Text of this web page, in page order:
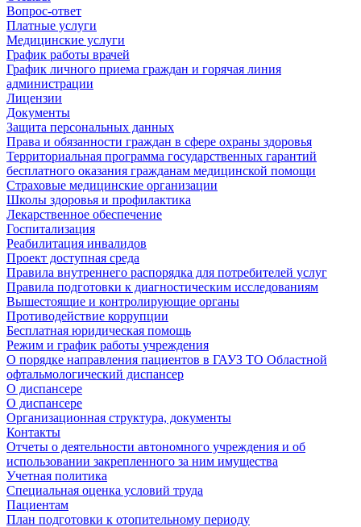
Вопрос-ответ
Платные услуги
Медицинские услуги
График работы врачей
График личного приема граждан и горячая линия
администрации
Лицензии
Документы
Защита персональных данных
Права и обязанности граждан в сфере охраны здоровья
Территориальная программа государственных гарантий
бесплатного оказания гражданам медицинской помощи
Страховые медицинские организации
Школы здоровья и профилактика
Лекарственное обеспечение
Госпитализация
Реабилитация инвалидов
Проект доступная среда
Правила внутреннего распорядка для потребителей услуг
Правила подготовки к диагностическим исследованиям
Вышестоящие и контролирующие органы
Противодействие коррупции
Бесплатная юридическая помощь
Режим и график работы учреждения
О порядке направления пациентов в ГАУЗ ТО Областной
офтальмологический диспансер
О диспансере
О диспансере
Организационная структура, документы
Контакты
Отчеты о деятельности автономного учреждения и об
использовании закрепленного за ним имущества
Учетная политика
Специальная оценка условий труда
Пациентам
План подготовки к отопительному периоду